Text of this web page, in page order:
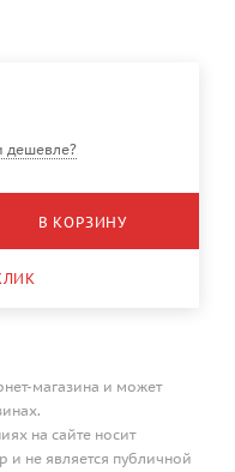
дешевле?
В КОРЗИНУ
магазина и может
на сайте носит
и не является публичной